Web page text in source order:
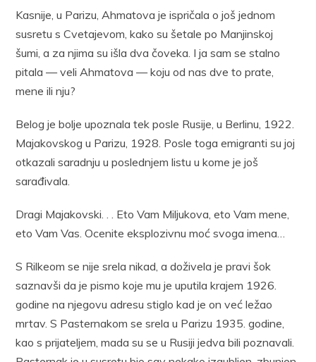
Kasnije, u Parizu, Ahmatova je ispričala o još jednom
susretu s Cvetajevom, kako su šetale po Manjinskoj
šumi, a za njima su išla dva čoveka. I ja sam se stalno
pitala — veli Ahmatova — koju od nas dve to prate,
mene ili nju?
Belog je bolje upoznala tek posle Rusije, u Berlinu, 1922.
Majakovskog u Parizu, 1928. Posle toga emigranti su joj
otkazali saradnju u poslednjem listu u kome je još
sarađivala.
Dragi Majakovski. . . Eto Vam Miljukova, eto Vam mene,
eto Vam Vas. Ocenite eksplozivnu moć svoga imena…
S Rilkeom se nije srela nikad, a doživela je pravi šok
saznavši da je pismo koje mu je uputila krajem 1926.
godine na njegovu adresu stiglo kad je on već ležao
mrtav. S Pasternakom se srela u Parizu 1935. godine,
kao s prijateljem, mada su se u Rusiji jedva bili poznavali.